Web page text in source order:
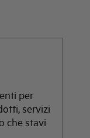
per
servizi
che stavi